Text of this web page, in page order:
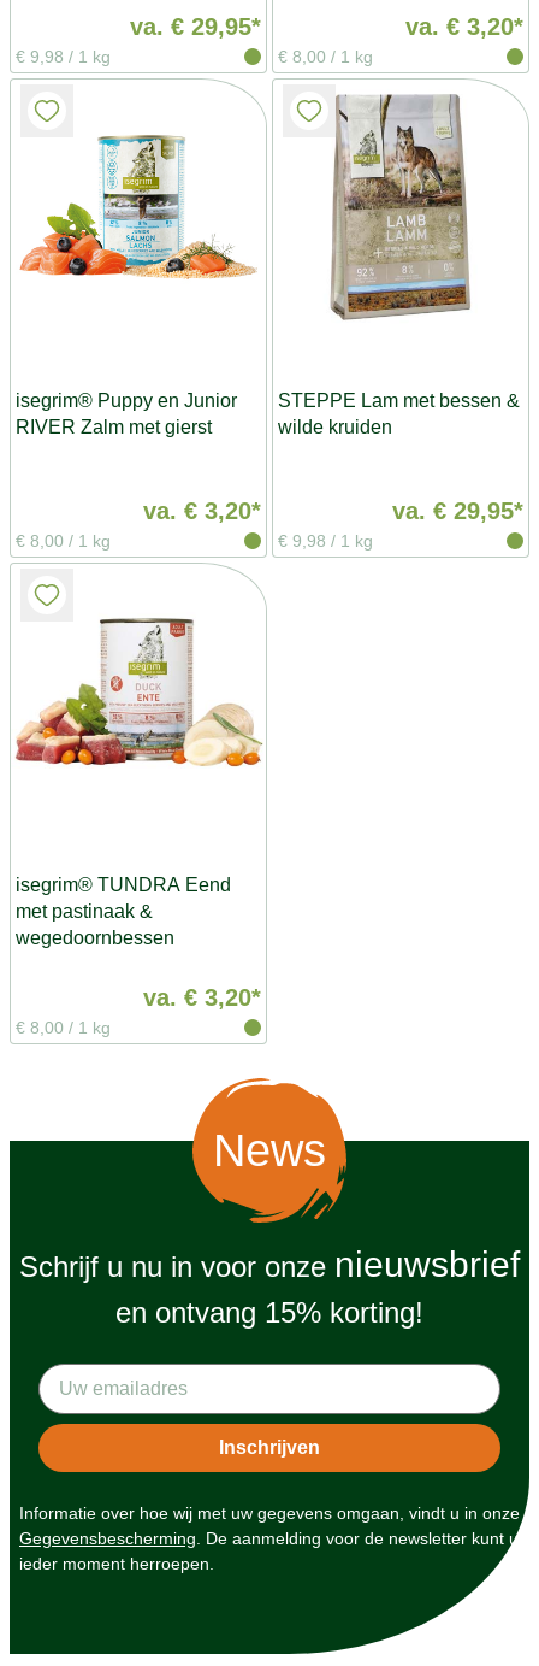
va. € 29,95*
€ 9,98 / 1 kg
va. € 3,20*
€ 8,00 / 1 kg
isegrim® Puppy en Junior
RIVER Zalm met gierst
va. € 3,20*
€ 8,00 / 1 kg
STEPPE Lam met bessen &
wilde kruiden
va. € 29,95*
€ 9,98 / 1 kg
isegrim® TUNDRA Eend
met pastinaak &
wegedoornbessen
va. € 3,20*
€ 8,00 / 1 kg
News
Schrijf u nu in voor onze nieuwsbrief
en ontvang 15% korting!
Informatie over hoe wij met uw gegevens omgaan, vindt u in onze
Gegevensbescherming . De aanmelding voor de newsletter kunt u
ieder moment herroepen.